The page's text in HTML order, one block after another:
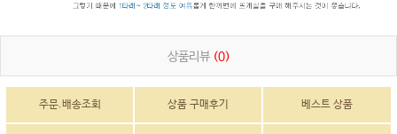
상품리뷰 (0)
주문.배송조회 상품 구매후기 베스트 상품